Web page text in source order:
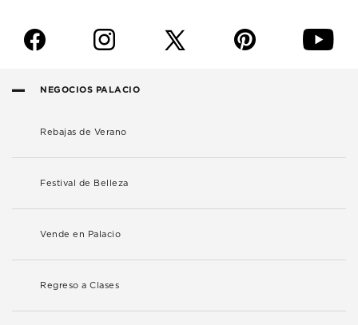
f i p y
NEGOCIOS PALACIO
Rebajas de Verano
Festival de Belleza
Vende en Palacio
Regreso a Clases